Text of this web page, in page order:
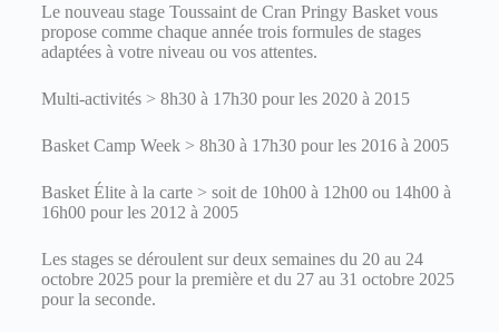
Le nouveau stage Toussaint de Cran Pringy Basket vous
propose comme chaque année trois formules de stages
adaptées à votre niveau ou vos attentes.
Multi-activités > 8h30 à 17h30 pour les 2020 à 2015
Basket Camp Week > 8h30 à 17h30 pour les 2016 à 2005
Basket Élite à la carte > soit de 10h00 à 12h00 ou 14h00 à
16h00 pour les 2012 à 2005
Les stages se déroulent sur deux semaines du 20 au 24
octobre 2025 pour la première et du 27 au 31 octobre 2025
pour la seconde.